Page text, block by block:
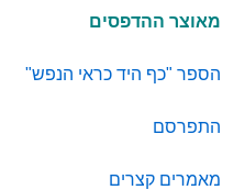
מאוצר ההדפסים
הספר "כף היד כראי הנפש"
התפרסם
מאמרים קצרים